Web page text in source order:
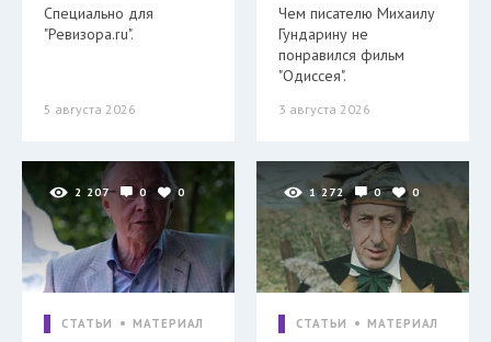
Специально для
"Ревизора.ru".
5 августа 2026
Чем писателю Михаилу
Гундарину не
понравился фильм
"Одиссея".
3 августа 2026
2 207 0 0
СТАТЬИ МАТЕРИАЛ
1 272 0 0
СТАТЬИ МАТЕРИАЛ